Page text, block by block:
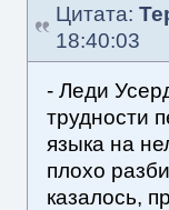
Цитата:
18:40:03
- Леди
трудности
языка на
плохо
казалось,